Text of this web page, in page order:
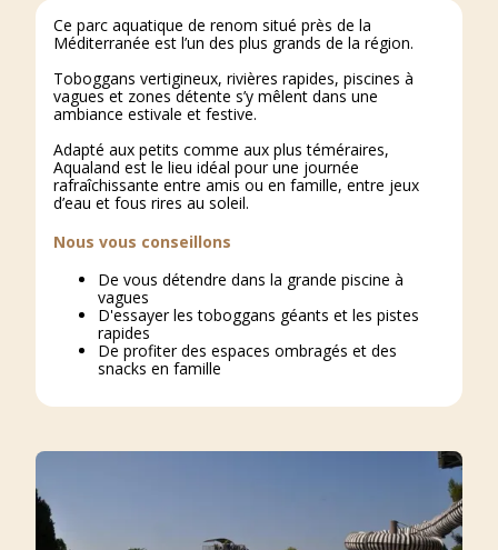
Ce parc aquatique de renom situé près de la
Méditerranée est l’un des plus grands de la région.
Toboggans vertigineux, rivières rapides, piscines à
vagues et zones détente s’y mêlent dans une
ambiance estivale et festive.
Adapté aux petits comme aux plus téméraires,
Aqualand est le lieu idéal pour une journée
rafraîchissante entre amis ou en famille, entre jeux
d’eau et fous rires au soleil.
Nous vous conseillons
De vous détendre dans la grande piscine à
vagues
D'essayer les toboggans géants et les pistes
rapides
De profiter des espaces ombragés et des
snacks en famille